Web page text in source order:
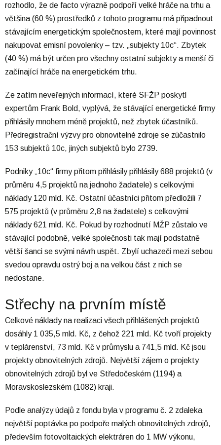
rozhodlo, že de facto výrazně podpoří velké hráče na trhu a
většina (60 %) prostředků z tohoto programu má připadnout
stávajícím energetickým společnostem, které mají povinnost
nakupovat emisní povolenky – tzv. „subjekty 10c“. Zbytek
(40 %) má být určen pro všechny ostatní subjekty a menší či
začínající hráče na energetickém trhu.
Ze zatím neveřejných informací, které SFŽP poskytl
expertům Frank Bold, vyplývá, že stávající energetické firmy
přihlásily mnohem méně projektů, než zbytek účastníků.
Předregistrační výzvy pro obnovitelné zdroje se zúčastnilo
153 subjektů 10c, jiných subjektů bylo 2739.
Podniky „10c“ firmy přitom přihlásily přihlásily 688 projektů (v
průměru 4,5 projektů na jednoho žadatele) s celkovými
náklady 120 mld. Kč. Ostatní účastníci přitom předložili 7
575 projektů (v průměru 2,8 na žadatele) s celkovými
náklady 621 mld. Kč. Pokud by rozhodnutí MŽP zůstalo ve
stávající podobně, velké společnosti tak mají podstatně
větší šanci se svými návrh uspět. Zbylí uchazeči mezi sebou
svedou opravdu ostrý boj a na velkou část z nich se
nedostane.
Střechy na prvním místě
Celkové náklady na realizaci všech přihlášených projektů
dosáhly 1 035,5 mld. Kč, z čehož 221 mld. Kč tvoří projekty
v teplárenství, 73 mld. Kč v průmyslu a 741,5 mld. Kč jsou
projekty obnovitelných zdrojů. Největší zájem o projekty
obnovitelných zdrojů byl ve Středočeském (1194) a
Moravskoslezském (1082) kraji.
Podle analýzy údajů z fondu byla v programu č. 2 zdaleka
největší poptávka po podpoře malých obnovitelných zdrojů,
především fotovoltaických elektráren do 1 MW výkonu,